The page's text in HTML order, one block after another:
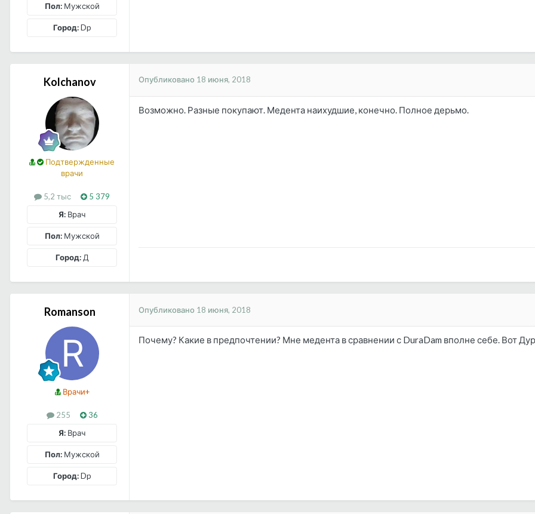
Пол:Мужской
Город:Dp
Kolchanov
Подтвержденные
врачи
5,2 тыс
5 379
Я: Врач
Пол:Мужской
Город:Д
Опубликовано 18 июня, 2018
Возможно. Разные покупают. Медента наихудшие, конечно. Полное дерьмо.
Romanson
Врачи+
255
36
Я: Врач
Пол:Мужской
Город:Dp
Опубликовано 18 июня, 2018
Почему? Какие в предпочтении? Мне медента в сравнении с DuraDam вполне себе. Вот